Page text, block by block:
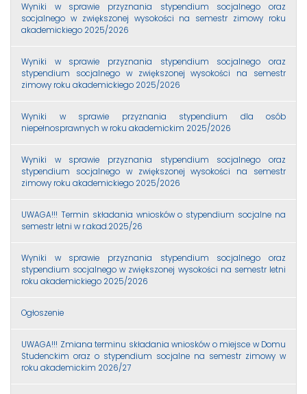
Wyniki w sprawie przyznania stypendium socjalnego oraz
socjalnego w zwiększonej wysokości na semestr zimowy roku
akademickiego 2025/2026
Wyniki w sprawie przyznania stypendium socjalnego oraz
stypendium socjalnego w zwiększonej wysokości na semestr
zimowy roku akademickiego 2025/2026
Wyniki w sprawie przyznania stypendium dla osób
niepełnosprawnych w roku akademickim 2025/2026
Wyniki w sprawie przyznania stypendium socjalnego oraz
stypendium socjalnego w zwiększonej wysokości na semestr
zimowy roku akademickiego 2025/2026
UWAGA!!! Termin składania wniosków o stypendium socjalne na
semestr letni w r.akad.2025/26
Wyniki w sprawie przyznania stypendium socjalnego oraz
stypendium socjalnego w zwiększonej wysokości na semestr letni
roku akademickiego 2025/2026
Ogłoszenie
UWAGA!!! Zmiana terminu składania wniosków o miejsce w Domu
Studenckim oraz o stypendium socjalne na semestr zimowy w
roku akademickim 2026/27